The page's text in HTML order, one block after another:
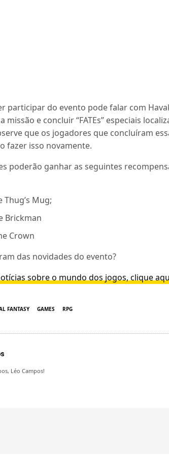
participar do evento pode falar com
missão e concluir “FATEs” especiais
que os jogadores que concluíram
fazer isso novamente.
poderão ganhar as seguintes
Thug’s Mug;
Brickman
Crown
das novidades do evento?
sobre o mundo dos jogos, clique
FANTASY GAMES RPG
Léo Campos!